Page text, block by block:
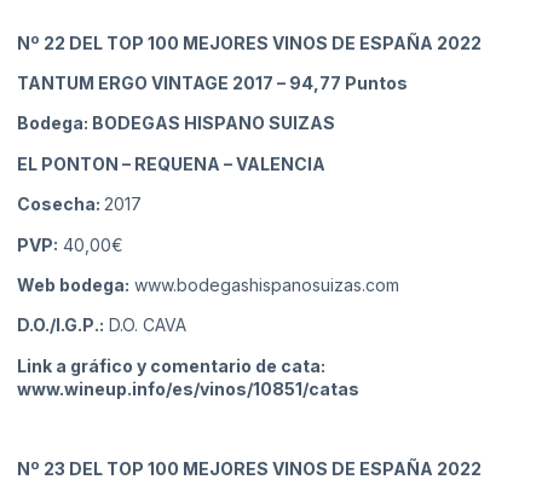
Nº 22 DEL TOP 100 MEJORES VINOS DE ESPAÑA 2022
TANTUM ERGO VINTAGE 2017 – 94,77 Puntos
Bodega: BODEGAS HISPANO SUIZAS
EL PONTON – REQUENA – VALENCIA
Cosecha: 2017
PVP: 40,00€
Web bodega: www.bodegashispanosuizas.com
D.O./I.G.P.: D.O. CAVA
Link a gráfico y comentario de cata:
www.wineup.info/es/vinos/10851/catas
Nº 23 DEL TOP 100 MEJORES VINOS DE ESPAÑA 2022